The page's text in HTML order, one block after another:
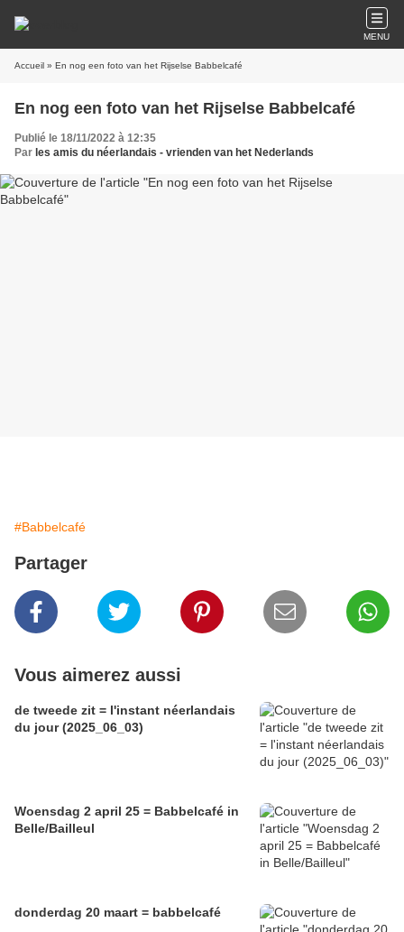
MENU
Accueil » En nog een foto van het Rijselse Babbelcafé
En nog een foto van het Rijselse Babbelcafé
Publié le 18/11/2022 à 12:35
Par les amis du néerlandais - vrienden van het Nederlands
#Babbelcafé
Partager
Vous aimerez aussi
de tweede zit = l'instant néerlandais
du jour (2025_06_03)
Woensdag 2 april 25 = Babbelcafé in
Belle/Bailleul
donderdag 20 maart = babbelcafé